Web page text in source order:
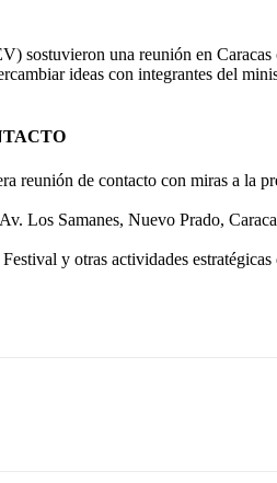
sostuvieron una reunión en
ideas con integrantes del
reunión de contacto con miras a la
Los Samanes, Nuevo Prado,
y otras actividades estratégicas